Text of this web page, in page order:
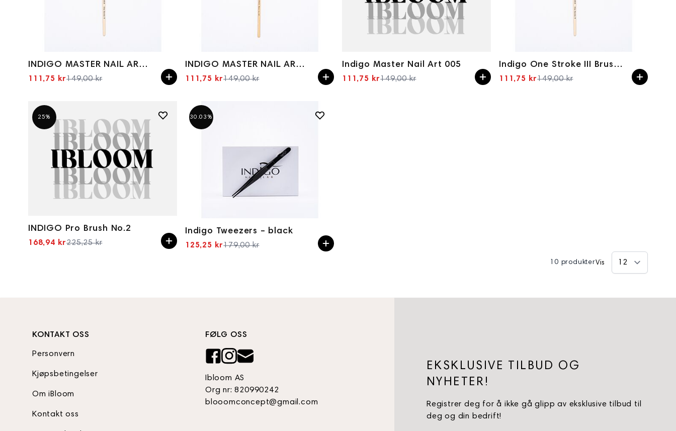
INDIGO MASTER NAIL ART 002 (WOODEN HANDLE)
Spesialpris
111,75 kr149,00 kr
INDIGO MASTER NAIL ART 003 (WOODEN HANDLE)
Spesialpris
111,75 kr149,00 kr
Indigo Master Nail Art 005
Spesialpris
111,75 kr149,00 kr
Indigo One Stroke III Brush wooden handle
Spesialpris
111,75 kr149,00 kr
25%
INDIGO Pro Brush No.2
Spesialpris
168,94 kr225,25 kr
30.03%
Indigo Tweezers – black
Spesialpris
125,25 kr179,00 kr
10 produkterVis
KONTAKT OSS
Personvern
Kjøpsbetingelser
Om iBloom
Kontakt oss
FØLG OSS
Ibloom AS
Org nr: 820990242
blooomconcept@gmail.com
EKSKLUSIVE TILBUD OG
NYHETER!
Registrer deg for å ikke gå glipp av eksklusive tilbud til
deg og din bedrift!